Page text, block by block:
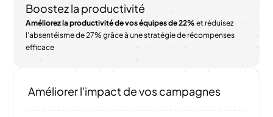
Boostez la productivité
Améliorez la productivité de vos équipes de 22% et réduisez
l’absentéisme de 27% grâce à une stratégie de récompenses
efficace
Améliorer l'impact de vos campagnes